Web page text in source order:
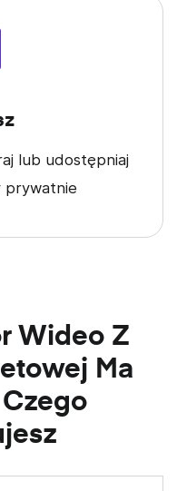
lub udostępniaj
prywatnie
Wideo Z
Ma